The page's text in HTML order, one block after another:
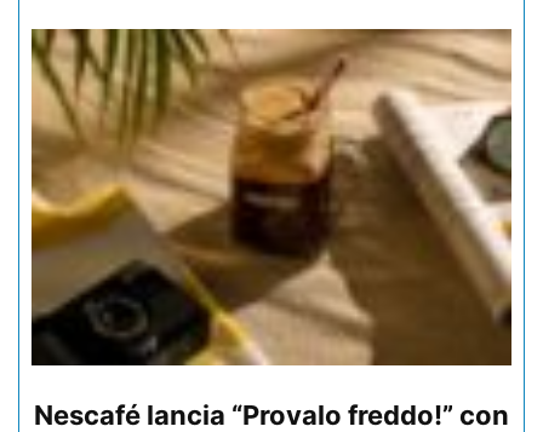
Nescafé lancia “Provalo freddo!” con